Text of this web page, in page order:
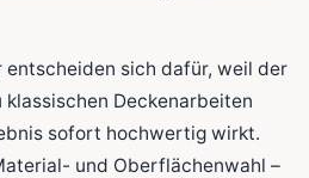
entscheiden sich dafür, weil der
Deckenarbeiten
sofort hochwertig wirkt.
und Oberflächenwahl –